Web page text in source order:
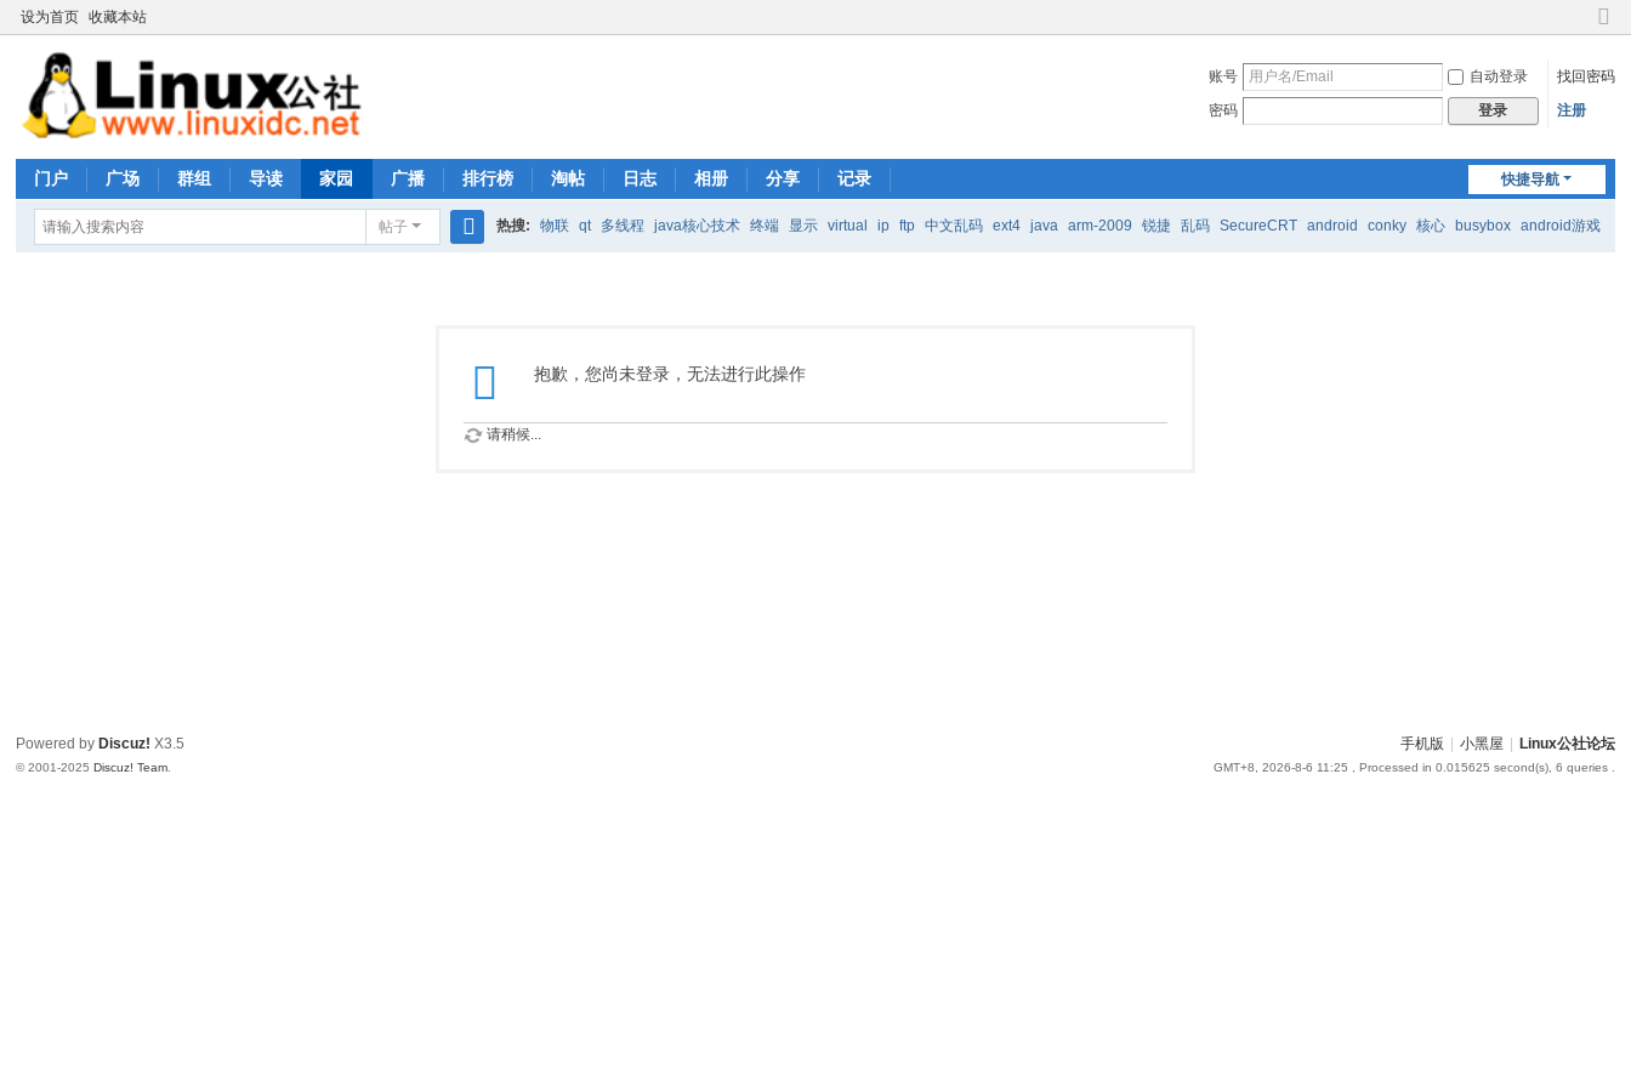
设为首页 收藏本站
切
到
账号 自动登录
找回密码
密码
登录 注册
快捷导航
门户 广场 群组 导读 家园 广播 排行榜 淘帖 日志 相册 分享 记录
帖子 热搜: 物联 qt 多线程 java核心技术 终端 显示 virtual ip ftp 中文乱码 ext4 java arm-2009 锐捷 乱码 SecureCRT android conky 核心 busybox android游戏
抱歉，您尚未登录，无法进行此操作
请稍候...
手机版 小黑屋 Linux公社论坛
GMT+8, 2026-8-6 11:25 , Processed in 0.015625 second(s), 6 queries .
Powered by Discuz! X3.5
© 2001-2025Discuz! Team